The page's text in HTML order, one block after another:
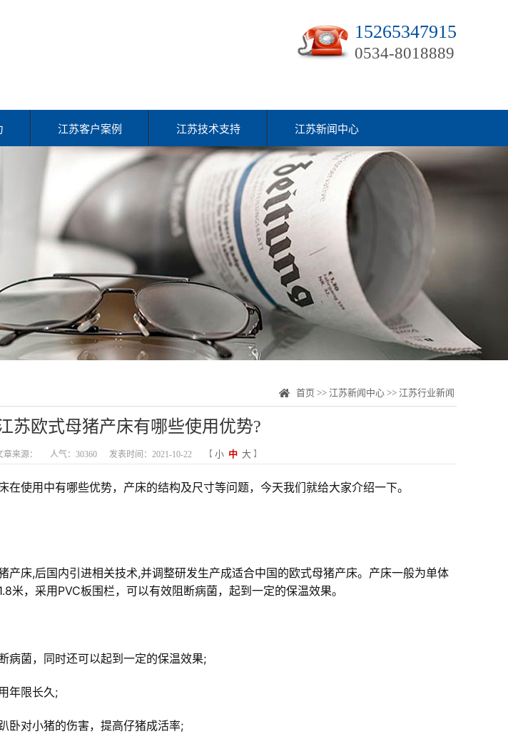
15265347915
0534-8018889
江苏客户案例 江苏技术支持 江苏新闻中心
首页 >> 江苏新闻中心 >> 江苏行业新闻
苏欧式母猪产床有哪些使用优势?
章来源： 人气：30360 发表时间：2021-10-22 【 小 中 大 】
使用中有哪些优势，产床的结构及尺寸等问题，今天我们就给大家介绍一下。
产床,后国内引进相关技术,并调整研发生产成适合中国的欧式母猪产床。产床一般为单体
米，采用PVC板围栏，可以有效阻断病菌，起到一定的保温效果。
病菌，同时还可以起到一定的保温效果;
年限长久;
卧对小猪的伤害，提高仔猪成活率;